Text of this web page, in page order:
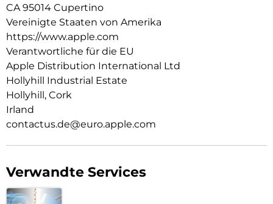
CA 95014 Cupertino
Vereinigte Staaten von Amerika
https://www.apple.com
Verantwortliche für die EU
Apple Distribution International Ltd
Hollyhill Industrial Estate
Hollyhill, Cork
Irland
contactus.de@euro.apple.com
Verwandte Services